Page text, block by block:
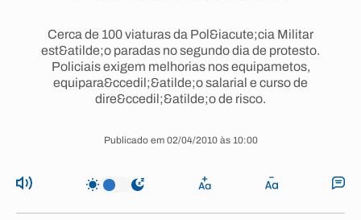
Cerca de 100 viaturas da Pol&iacute;cia Militar
est&atilde;o paradas no segundo dia de protesto.
Policiais exigem melhorias nos equipametos,
equipara&ccedil;&atilde;o salarial e curso de
dire&ccedil;&atilde;o de risco.
Publicado em 02/04/2010 às 10:00